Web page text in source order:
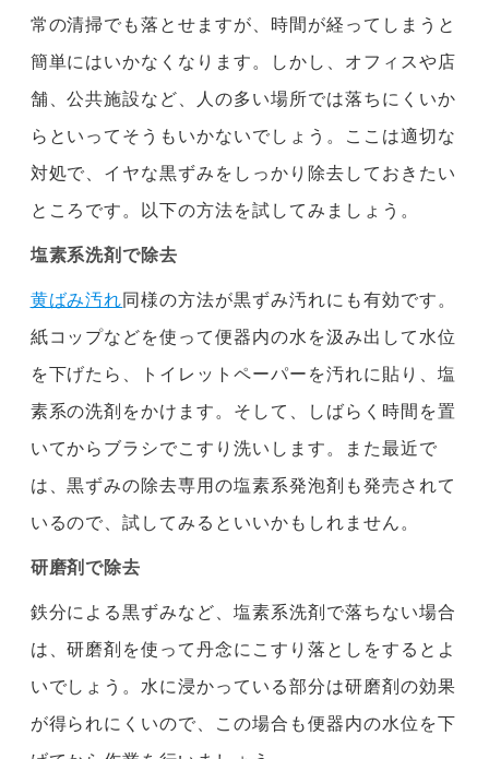
常の清掃でも落とせますが、時間が経ってしまうと
簡単にはいかなくなります。しかし、オフィスや店
舗、公共施設など、人の多い場所では落ちにくいか
らといってそうもいかないでしょう。ここは適切な
対処で、イヤな黒ずみをしっかり除去しておきたい
ところです。以下の方法を試してみましょう。
塩素系洗剤で除去
黄ばみ汚れ同様の方法が黒ずみ汚れにも有効です。
紙コップなどを使って便器内の水を汲み出して水位
を下げたら、トイレットペーパーを汚れに貼り、塩
素系の洗剤をかけます。そして、しばらく時間を置
いてからブラシでこすり洗いします。また最近で
は、黒ずみの除去専用の塩素系発泡剤も発売されて
いるので、試してみるといいかもしれません。
研磨剤で除去
鉄分による黒ずみなど、塩素系洗剤で落ちない場合
は、研磨剤を使って丹念にこすり落としをするとよ
いでしょう。水に浸かっている部分は研磨剤の効果
が得られにくいので、この場合も便器内の水位を下